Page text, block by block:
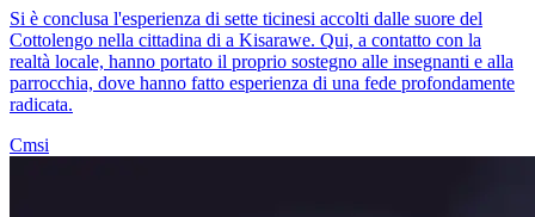
Si è conclusa l'esperienza di sette ticinesi accolti dalle suore del
Cottolengo nella cittadina di a Kisarawe. Qui, a contatto con la
realtà locale, hanno portato il proprio sostegno alle insegnanti e alla
parrocchia, dove hanno fatto esperienza di una fede profondamente
radicata.
Cmsi